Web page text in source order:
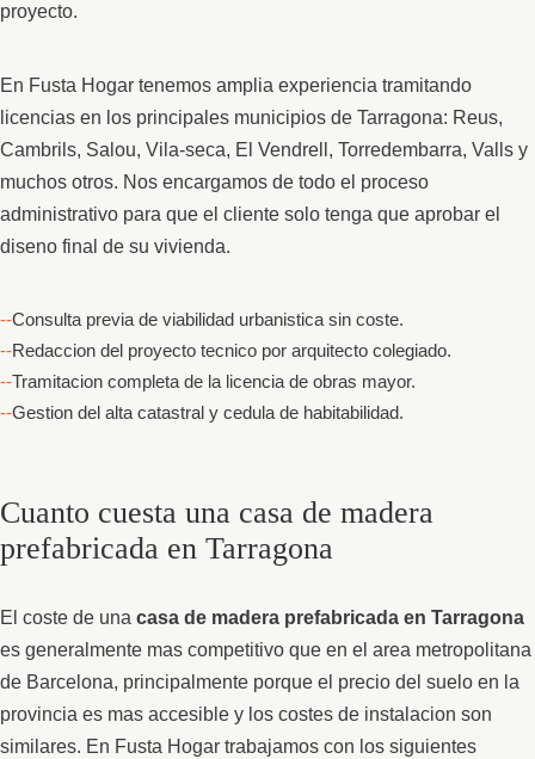
proyecto.
En Fusta Hogar tenemos amplia experiencia tramitando
licencias en los principales municipios de Tarragona: Reus,
Cambrils, Salou, Vila-seca, El Vendrell, Torredembarra, Valls y
muchos otros. Nos encargamos de todo el proceso
administrativo para que el cliente solo tenga que aprobar el
diseno final de su vivienda.
Consulta previa de viabilidad urbanistica sin coste.
Redaccion del proyecto tecnico por arquitecto colegiado.
Tramitacion completa de la licencia de obras mayor.
Gestion del alta catastral y cedula de habitabilidad.
Cuanto cuesta una casa de madera
prefabricada en Tarragona
El coste de una casa de madera prefabricada en Tarragona
es generalmente mas competitivo que en el area metropolitana
de Barcelona, principalmente porque el precio del suelo en la
provincia es mas accesible y los costes de instalacion son
similares. En Fusta Hogar trabajamos con los siguientes